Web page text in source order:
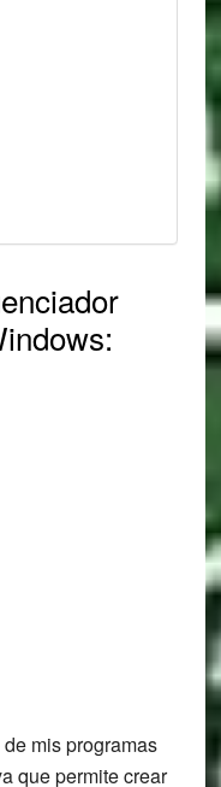
mis programas
que permite crear